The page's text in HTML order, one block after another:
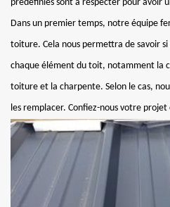
prédéfinies sont à respecter pour avoir
Dans un premier temps, notre équipe
toiture. Cela nous permettra de savoir
chaque élément du toit, notamment la
toiture et la charpente. Selon le cas,
les remplacer. Confiez-nous votre